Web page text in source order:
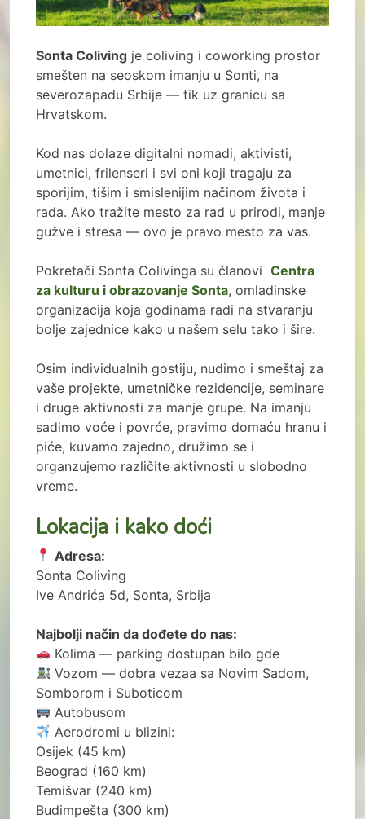
Sonta Coliving je coliving i coworking prostor
smešten na seoskom imanju u Sonti, na
severozapadu Srbije — tik uz granicu sa
Hrvatskom.
Kod nas dolaze digitalni nomadi, aktivisti,
umetnici, frilenseri i svi oni koji tragaju za
sporijim, tišim i smislenijim načinom života i
rada. Ako tražite mesto za rad u prirodi, manje
gužve i stresa — ovo je pravo mesto za vas.
Pokretači Sonta Colivinga su članovi Centra
za kulturu i obrazovanje Sonta, omladinske
organizacija koja godinama radi na stvaranju
bolje zajednice kako u našem selu tako i šire.
Osim individualnih gostiju, nudimo i smeštaj za
vaše projekte, umetničke rezidencije, seminare
i druge aktivnosti za manje grupe. Na imanju
sadimo voće i povrće, pravimo domaću hranu i
piće, kuvamo zajedno, družimo se i
organzujemo različite aktivnosti u slobodno
vreme.
Lokacija i kako doći
Adresa:
Sonta Coliving
Ive Andrića 5d, Sonta, Srbija
Najbolji način da dođete do nas:
Kolima — parking dostupan bilo gde
Vozom — dobra vezaa sa Novim Sadom,
Somborom i Suboticom
Autobusom
Aerodromi u blizini:
Osijek (45 km)
Beograd (160 km)
Temišvar (240 km)
Budimpešta (300 km)